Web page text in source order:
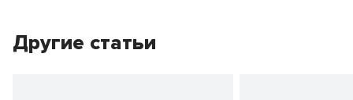
Другие статьи